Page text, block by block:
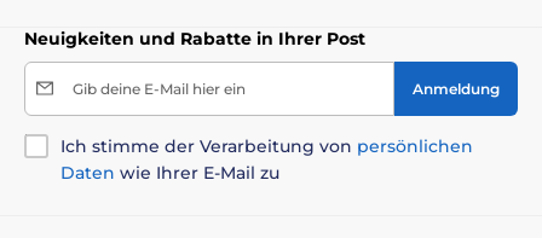
Neuigkeiten und Rabatte in Ihrer Post
Gib deine E-Mail hier ein Anmeldung
Ich stimme der Verarbeitung von persönlichen
Daten wie Ihrer E-Mail zu